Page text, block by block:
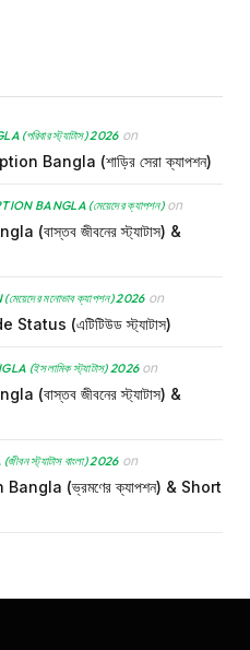
স্ট্যাটাস) 2026on
Bangla (শাড়ির সেরা ক্যাপশন)
BANGLA (মেয়েদের ক্যাপশন)on
জীবনের স্ট্যাটাস) &
মনোভাব ক্যাপশন) 2026on
(এটিটিউড স্ট্যাটাস)
(ইসলামিক স্ট্যাটাস) 2026on
জীবনের স্ট্যাটাস) &
স্ট্যাটাস বাংলা) 2026on
(ভ্রমণের ক্যাপশন) & Short